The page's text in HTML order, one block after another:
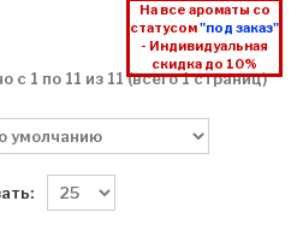
На все ароматы со
статусом"под заказ"
- Индивидуальная
скидка до 10%
с 1 по 11 из 11 (всего 1 страниц)